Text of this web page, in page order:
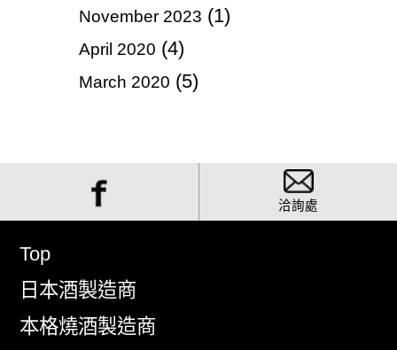
November 2023 (1)
April 2020 (4)
March 2020 (5)
洽詢處
Top
日本酒製造商
本格燒酒製造商